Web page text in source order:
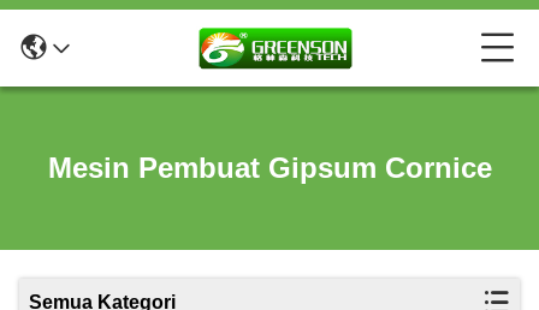
Mesin Pembuat Gipsum Cornice
Semua Kategori